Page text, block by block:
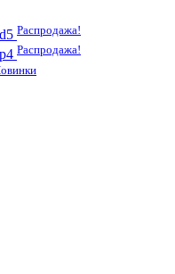
Распродажа!
Распродажа!